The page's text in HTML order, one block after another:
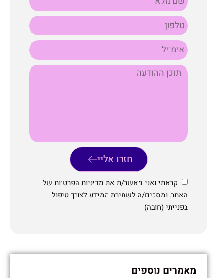
חזרו אליי
קראתי ואני מאשר/ת את מדיניות הפרטיות של
האתר, ומסכים/ה לשמירת המידע לצורך טיפול
בפנייתי (חובה)
מאמרים נוספים